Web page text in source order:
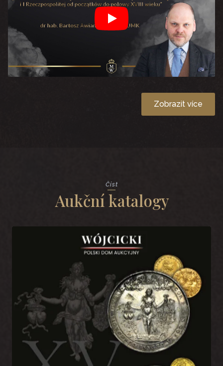
Play
Zobrazit více
Číst
Aukční katalogy